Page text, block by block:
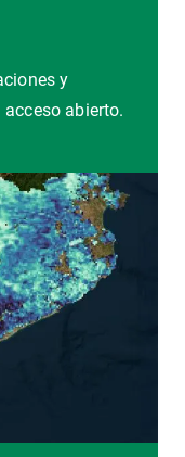
y
abierto.